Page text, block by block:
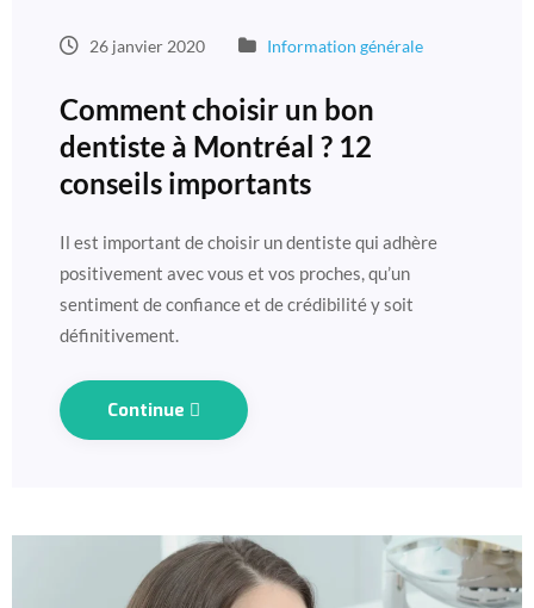
26 janvier 2020 Information générale
Comment choisir un bon
dentiste à Montréal ? 12
conseils importants
Il est important de choisir un dentiste qui adhère
positivement avec vous et vos proches, qu’un
sentiment de confiance et de crédibilité y soit
définitivement.
Continue